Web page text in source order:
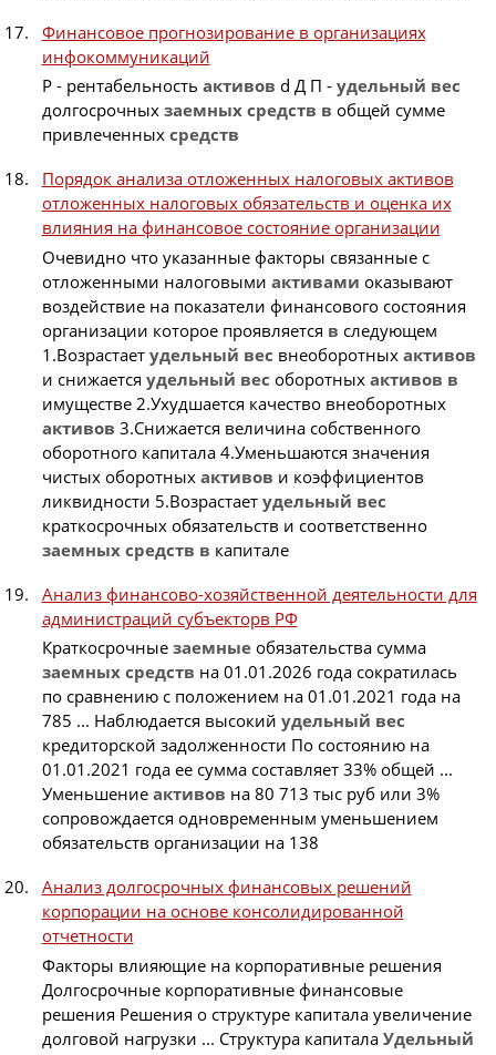
Финансовое прогнозирование в организациях
инфокоммуникаций
P - рентабельность активов d Д П - удельный вес
долгосрочных заемных средств в общей сумме
привлеченных средств
Порядок анализа отложенных налоговых активов
отложенных налоговых обязательств и оценка их
влияния на финансовое состояние организации
Очевидно что указанные факторы связанные с
отложенными налоговыми активами оказывают
воздействие на показатели финансового состояния
организации которое проявляется в следующем
1.Возрастает удельный вес внеоборотных активов
и снижается удельный вес оборотных активов в
имуществе 2.Ухудшается качество внеоборотных
активов 3.Снижается величина собственного
оборотного капитала 4.Уменьшаются значения
чистых оборотных активов и коэффициентов
ликвидности 5.Возрастает удельный вес
краткосрочных обязательств и соответственно
заемных средств в капитале
Анализ финансово-хозяйственной деятельности для
администраций субъекторв РФ
Краткосрочные заемныеобязательства сумма
заемных средств на 01.01.2026 года сократилась
по сравнению с положением на 01.01.2021 года на
785 ... Наблюдается высокий удельный вес
кредиторской задолженности По состоянию на
01.01.2021 года ее сумма составляет 33% общей ...
Уменьшение активов на 80 713 тыс руб или 3%
сопровождается одновременным уменьшением
обязательств организации на 138
Анализ долгосрочных финансовых решений
корпорации на основе консолидированной
отчетности
Факторы влияющие на корпоративные решения
Долгосрочные корпоративные финансовые
решения Решения о структуре капитала увеличение
долговой нагрузки ... Структура капитала Удельный